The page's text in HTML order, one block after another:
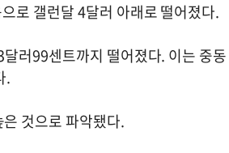
로 갤런달 4달러 아래로 떨어졌다.
러99센트까지 떨어졌다. 이는 중동
.
것으로 파악됐다.